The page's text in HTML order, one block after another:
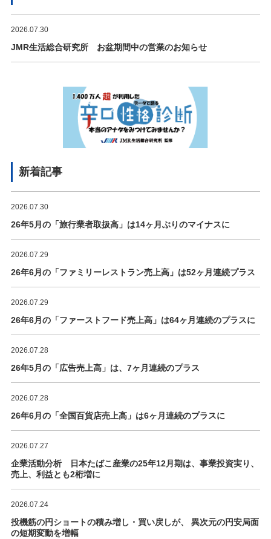
2026.07.30
JMR生活総合研究所 お盆期間中の営業のお知らせ
新着記事
2026.07.30
26年5月の「旅行業者取扱高」は14ヶ月ぶりのマイナスに
2026.07.29
26年6月の「ファミリーレストラン売上高」は52ヶ月連続プラス
2026.07.29
26年6月の「ファーストフード売上高」は64ヶ月連続のプラスに
2026.07.28
26年5月の「広告売上高」は、7ヶ月連続のプラス
2026.07.28
26年6月の「全国百貨店売上高」は6ヶ月連続のプラスに
2026.07.27
企業活動分析 日本たばこ産業の25年12月期は、事業投資実り、
売上、利益とも2桁増に
2026.07.24
投機筋の円ショートの積み増し・買い戻しが、 異次元の円安局面
の短期変動を増幅